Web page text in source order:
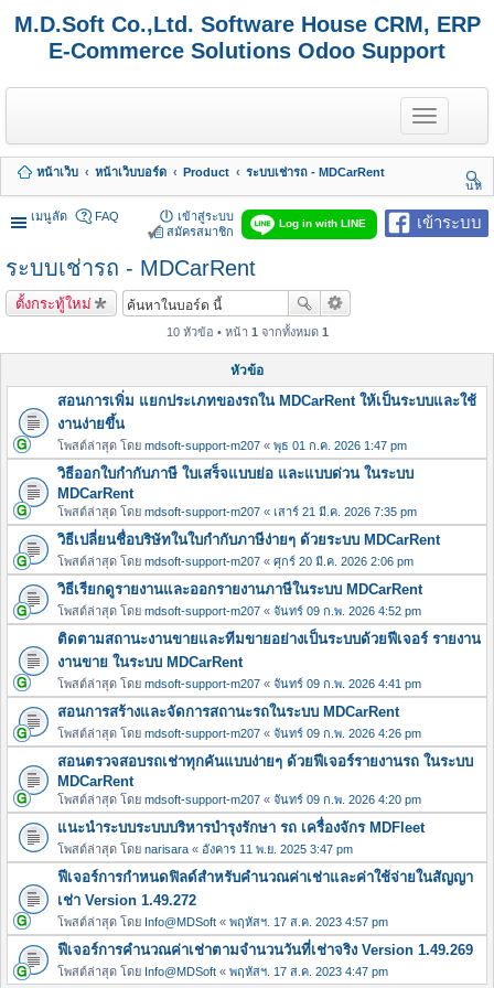
M.D.Soft Co.,Ltd. Software House CRM, ERP
E-Commerce Solutions Odoo Support
T
o
g
e
n
a
หน้าเว็บ หน้าเว็บบอร์ด Product
ระบบเช่ารถ - MDCarRent
นห
า
เมนูลัด
เข้าระบบ
Log in with LINE
FAQ
เข้าสู่ระบบ
สมัครสมาชิก
ระบบเช่ารถ - MDCarRent
ตั้งกระทู้ใหม่
10 หัวข้อ • หน้า 1 จากทั้งหมด 1
หัวข้อ
สอนการเพิ่ม แยกประเภทของรถใน MDCarRent ให้เป็นระบบและใช้
งานง่ายขึ้น
โพสต์ล่าสุด โดย mdsoft-support-m207 « พุธ 01 ก.ค. 2026 1:47 pm
วิธีออกใบกำกับภาษี ใบเสร็จแบบย่อ และแบบด่วน ในระบบ
MDCarRent
โพสต์ล่าสุด โดย mdsoft-support-m207 « เสาร์ 21 มี.ค. 2026 7:35 pm
วิธีเปลี่ยนชื่อบริษัทในใบกำกับภาษีง่ายๆ ด้วยระบบ MDCarRent
โพสต์ล่าสุด โดย mdsoft-support-m207 « ศุกร์ 20 มี.ค. 2026 2:06 pm
วิธีเรียกดูรายงานและออกรายงานภาษีในระบบ MDCarRent
โพสต์ล่าสุด โดย mdsoft-support-m207 « จันทร์ 09 ก.พ. 2026 4:52 pm
ติดตามสถานะงานขายและทีมขายอย่างเป็นระบบด้วยฟีเจอร์ รายงาน
งานขาย ในระบบ MDCarRent
โพสต์ล่าสุด โดย mdsoft-support-m207 « จันทร์ 09 ก.พ. 2026 4:41 pm
สอนการสร้างและจัดการสถานะรถในระบบ MDCarRent
โพสต์ล่าสุด โดย mdsoft-support-m207 « จันทร์ 09 ก.พ. 2026 4:26 pm
สอนตรวจสอบรถเช่าทุกคันแบบง่ายๆ ด้วยฟีเจอร์รายงานรถ ในระบบ
MDCarRent
โพสต์ล่าสุด โดย mdsoft-support-m207 « จันทร์ 09 ก.พ. 2026 4:20 pm
แนะนำระบบระบบบริหารบำรุงรักษา รถ เครื่องจักร MDFleet
โพสต์ล่าสุด โดย narisara « อังคาร 11 พ.ย. 2025 3:47 pm
ฟีเจอร์การกำหนดฟิลด์สำหรับคำนวณค่าเช่าและค่าใช้จ่ายในสัญญา
เช่า Version 1.49.272
โพสต์ล่าสุด โดย Info@MDSoft « พฤหัสฯ. 17 ส.ค. 2023 4:57 pm
ฟีเจอร์การคำนวณค่าเช่าตามจำนวนวันที่เช่าจริง Version 1.49.269
โพสต์ล่าสุด โดย Info@MDSoft « พฤหัสฯ. 17 ส.ค. 2023 4:47 pm